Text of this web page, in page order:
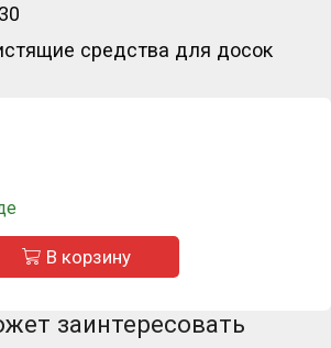
средства для досок
В корзину
заинтересовать